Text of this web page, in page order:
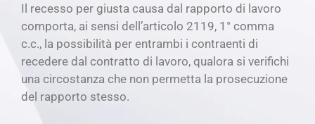
Il recesso per giusta causa dal rapporto di lavoro
comporta, ai sensi dell’articolo 2119, 1° comma
c.c., la possibilità per entrambi i contraenti di
recedere dal contratto di lavoro, qualora si verifichi
una circostanza che non permetta la prosecuzione
del rapporto stesso.